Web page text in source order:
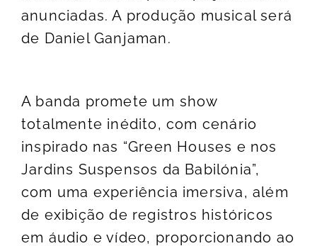
anunciadas. A produção musical será
de Daniel Ganjaman.
A banda promete um show
totalmente inédito, com cenário
inspirado nas “Green Houses e nos
Jardins Suspensos da Babilónia”,
com uma experiência imersiva, além
de exibição de registros históricos
em áudio e vídeo, proporcionando ao